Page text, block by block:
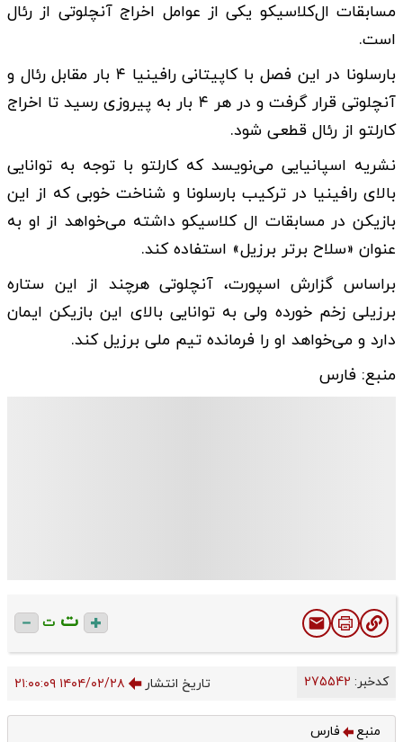
مسابقات ال‌کلاسیکو یکی از عوامل اخراج آنچلوتی از رئال
است.
بارسلونا در این فصل با کاپیتانی رافینیا ۴ بار مقابل رئال و
آنچلوتی قرار گرفت و در هر ۴ بار به پیروزی رسید تا اخراج
کارلتو از رئال قطعی شود.
نشریه اسپانیایی می‌نویسد که کارلتو با توجه به توانایی
بالای رافینیا در ترکیب بارسلونا و شناخت خوبی که از این
بازیکن در مسابقات ال‌ کلاسیکو داشته می‌خواهد از او به
عنوان «سلاح برتر برزیل» استفاده کند.
براساس گزارش اسپورت، آنچلوتی هرچند از این ستاره
برزیلی زخم خورده ولی به توانایی بالای این بازیکن ایمان
دارد و می‌خواهد او را فرمانده تیم ملی برزیل کند.
منبع: فارس
ت ت
کدخبر: تاریخ انتشار ۱۴۰۴/۰۲/۲۸ ۲۱:۰۰:۰۹
منبع فارس